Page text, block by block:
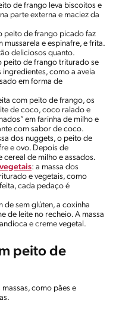
de frango leva biscoitos e
parte externa e maciez da
peito de frango picado faz
mussarela e espinafre, e frita.
deliciosos quanto.
peito de frango triturado se
como a aveia
em forma de
com peito de frango, os
de coco, coco ralado e
em farinha de milho e
com sabor de coco.
dos nuggets, o peito de
e ovo. Depois de
cereal de milho e assados.
: a massa dos
e vegetais, como
cada pedaço é
de sem glúten, a coxinha
de leite no recheio. A massa
e creme vegetal.
peito de
como pães e